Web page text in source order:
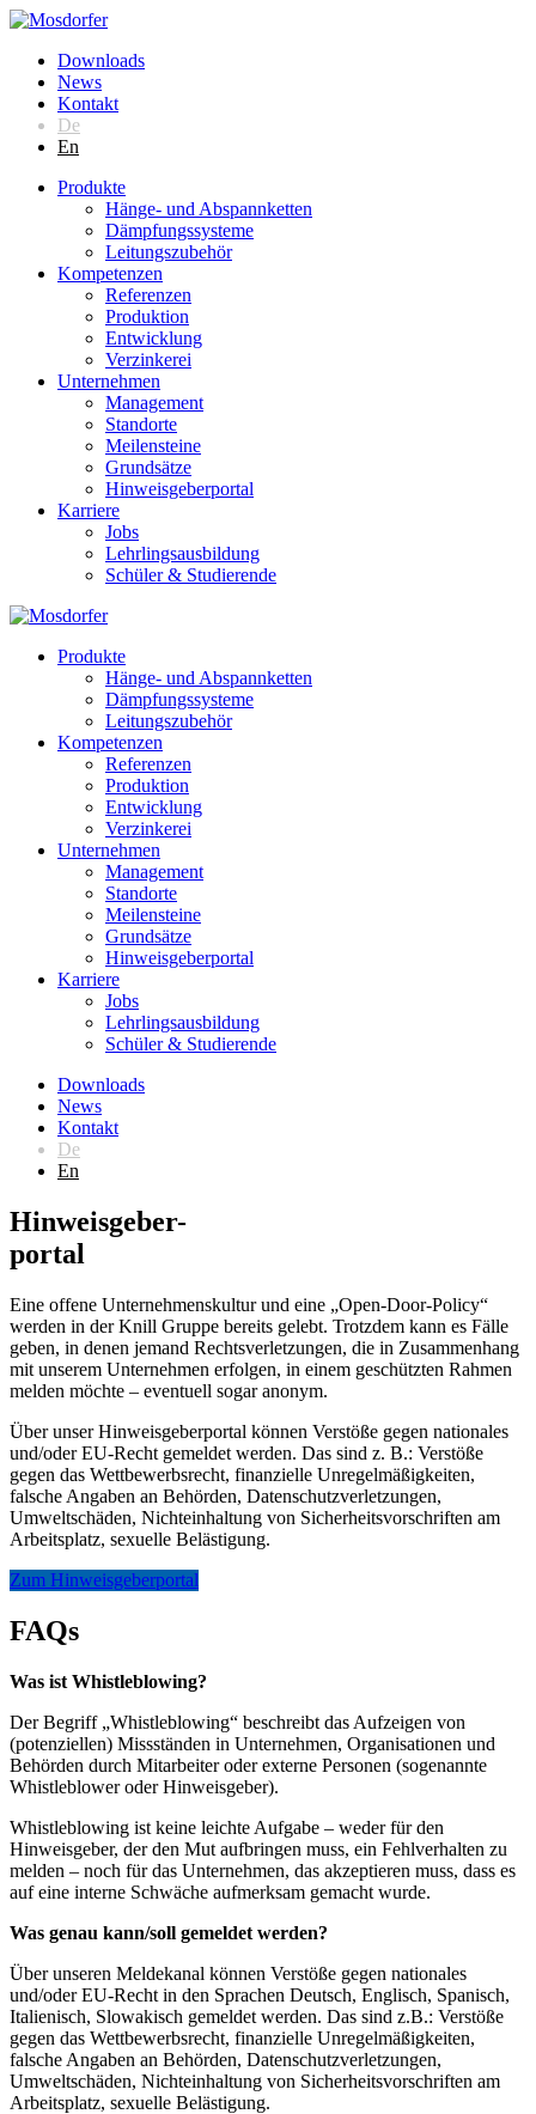
Downloads
News
Kontakt
De
En
Produkte
Hänge- und Abspannketten
Dämpfungssysteme
Leitungszubehör
Kompetenzen
Referenzen
Produktion
Entwicklung
Verzinkerei
Unternehmen
Management
Standorte
Meilensteine
Grundsätze
Hinweisgeberportal
Karriere
Jobs
Lehrlingsausbildung
Schüler & Studierende
Produkte
Hänge- und Abspannketten
Dämpfungssysteme
Leitungszubehör
Kompetenzen
Referenzen
Produktion
Entwicklung
Verzinkerei
Unternehmen
Management
Standorte
Meilensteine
Grundsätze
Hinweisgeberportal
Karriere
Jobs
Lehrlingsausbildung
Schüler & Studierende
Downloads
News
Kontakt
De
En
Hinweisgeber-
portal
Eine offene Unternehmenskultur und eine „Open-Door-Policy“
werden in der Knill Gruppe bereits gelebt. Trotzdem kann es Fälle
geben, in denen jemand Rechtsverletzungen, die in Zusammenhang
mit unserem Unternehmen erfolgen, in einem geschützten Rahmen
melden möchte – eventuell sogar anonym.
Über unser Hinweisgeberportal können Verstöße gegen nationales
und/oder EU-Recht gemeldet werden. Das sind z. B.: Verstöße
gegen das Wettbewerbsrecht, finanzielle Unregelmäßigkeiten,
falsche Angaben an Behörden, Datenschutzverletzungen,
Umweltschäden, Nichteinhaltung von Sicherheitsvorschriften am
Arbeitsplatz, sexuelle Belästigung.
Zum Hinweisgeberportal
FAQs
Was ist Whistleblowing?
Der Begriff „Whistleblowing“ beschreibt das Aufzeigen von
(potenziellen) Missständen in Unternehmen, Organisationen und
Behörden durch Mitarbeiter oder externe Personen (sogenannte
Whistleblower oder Hinweisgeber).
Whistleblowing ist keine leichte Aufgabe – weder für den
Hinweisgeber, der den Mut aufbringen muss, ein Fehlverhalten zu
melden – noch für das Unternehmen, das akzeptieren muss, dass es
auf eine interne Schwäche aufmerksam gemacht wurde.
Was genau kann/soll gemeldet werden?
Über unseren Meldekanal können Verstöße gegen nationales
und/oder EU-Recht in den Sprachen Deutsch, Englisch, Spanisch,
Italienisch, Slowakisch gemeldet werden. Das sind z.B.: Verstöße
gegen das Wettbewerbsrecht, finanzielle Unregelmäßigkeiten,
falsche Angaben an Behörden, Datenschutzverletzungen,
Umweltschäden, Nichteinhaltung von Sicherheitsvorschriften am
Arbeitsplatz, sexuelle Belästigung.